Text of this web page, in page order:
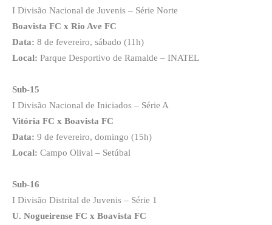
I Divisão Nacional de Juvenis – Série Norte
Boavista FC x Rio Ave FC
Data: 8 de fevereiro, sábado (11h)
Local: Parque Desportivo de Ramalde – INATEL
Sub-15
I Divisão Nacional de Iniciados – Série A
Vitória FC x Boavista FC
Data: 9 de fevereiro, domingo (15h)
Local: Campo Olival – Setúbal
Sub-16
I Divisão Distrital de Juvenis – Série 1
U. Nogueirense FC x Boavista FC